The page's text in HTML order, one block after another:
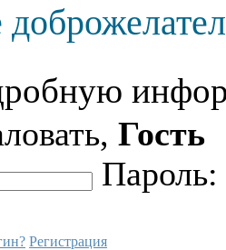
Гость
Пароль:
Регистрация